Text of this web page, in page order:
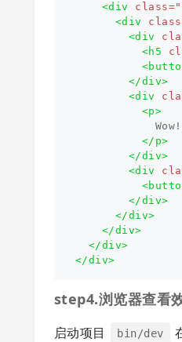
<div
class=
<div
<div
<h5
</div>
<div
<p>
</p>
</div>
<div
</div>
</div>
</div>
</div>
</div>
step4.浏览器查看
启动项目 bin/dev